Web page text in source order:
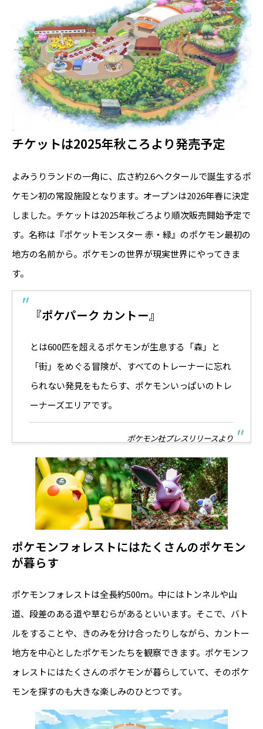
チケットは2025年秋ころより発売予定
よみうりランドの一角に、広さ約2.6ヘクタールで誕生するポ
ケモン初の常設施設となります。オープンは2026年春に決定
しました。チケットは2025年秋ごろより順次販売開始予定で
す。名称は『ポケットモンスター 赤・緑』のポケモン最初の
地方の名前から。ポケモンの世界が現実世界にやってきま
す。
『ポケパーク カントー』
とは600匹を超えるポケモンが生息する「森」と
「街」をめぐる冒険が、すべてのトレーナーに忘れ
られない発見をもたらす、ポケモンいっぱいのトレ
ーナーズエリアです。
ポケモン社プレスリリースより
ポケモンフォレストにはたくさんのポケモン
が暮らす
ポケモンフォレストは全長約500ｍ。中にはトンネルや山
道、段差のある道や草むらがあるといいます。そこで、バト
ルをすることや、きのみを分け合ったりしながら、カントー
地方を中心としたポケモンたちを観察できます。ポケモンフ
ォレストにはたくさんのポケモンが暮らしていて、そのポケ
モンを探すのも大きな楽しみのひとつです。